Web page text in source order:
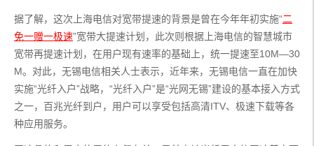
据了解，这次上海电信对宽带提速的背景是曾在今年年初实施“二
免一赠一极速”宽带大提速计划，此次则根据上海电信的智慧城市
宽带再提速计划，在用户现有速率的基础上，统一提速至10M—30
M。对此，无锡电信相关人士表示，近年来，无锡电信一直在加快
实施“光纤入户”战略，“光纤入户”是“光网无锡”建设的基本接入方式
之一，百兆光纤到户，用户可以享受包括高清ITV、极速下载等各
种应用服务。